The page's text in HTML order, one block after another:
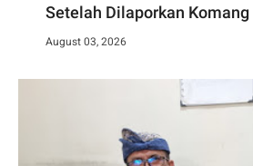
Setelah Dilaporkan
August 03, 2026